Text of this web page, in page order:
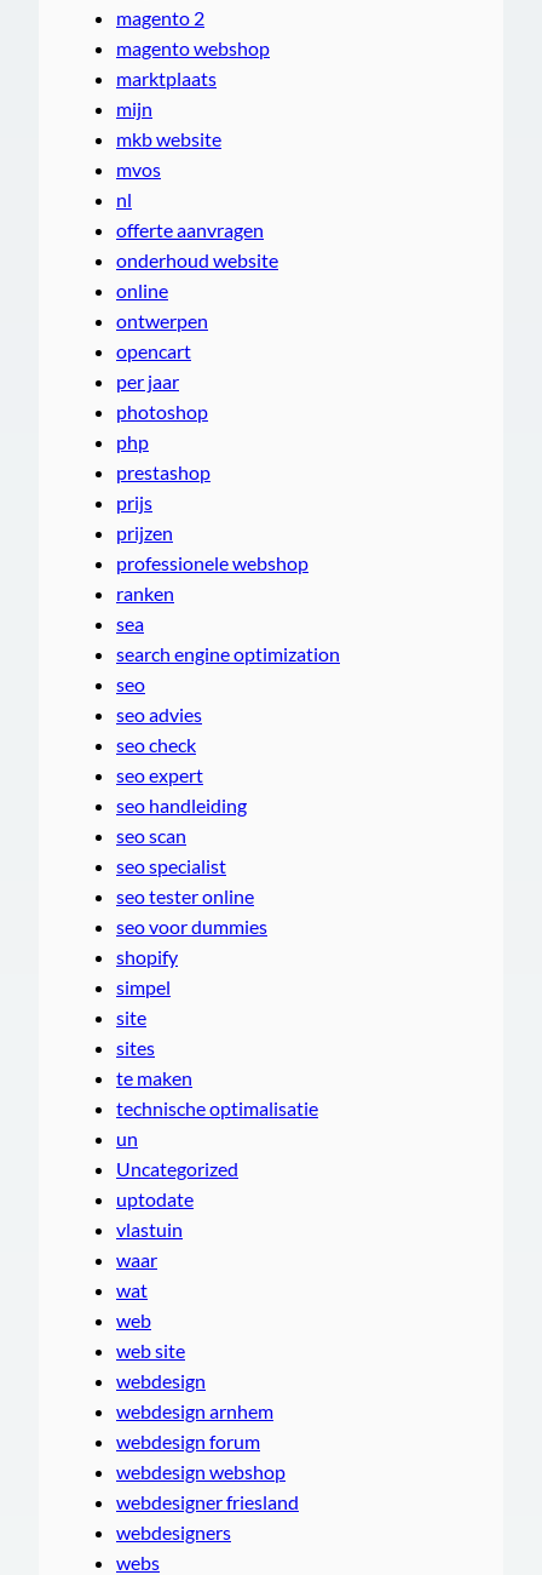
magento 2
magento webshop
marktplaats
mijn
mkb website
mvos
nl
offerte aanvragen
onderhoud website
online
ontwerpen
opencart
per jaar
photoshop
php
prestashop
prijs
prijzen
professionele webshop
ranken
sea
search engine optimization
seo
seo advies
seo check
seo expert
seo handleiding
seo scan
seo specialist
seo tester online
seo voor dummies
shopify
simpel
site
sites
te maken
technische optimalisatie
un
Uncategorized
uptodate
vlastuin
waar
wat
web
web site
webdesign
webdesign arnhem
webdesign forum
webdesign webshop
webdesigner friesland
webdesigners
webs